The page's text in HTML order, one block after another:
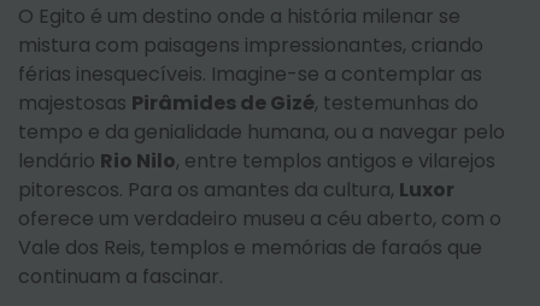
O Egito é um destino onde a história milenar se
mistura com paisagens impressionantes, criando
férias inesquecíveis. Imagine-se a contemplar as
majestosas Pirâmides de Gizé, testemunhas do
tempo e da genialidade humana, ou a navegar pelo
lendário Rio Nilo, entre templos antigos e vilarejos
pitorescos. Para os amantes da cultura, Luxor
oferece um verdadeiro museu a céu aberto, com o
Vale dos Reis, templos e memórias de faraós que
continuam a fascinar.